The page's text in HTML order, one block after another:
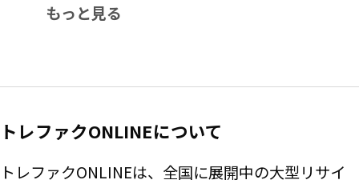
もっと見る
トレファクONLINEについて
トレファクONLINEは、全国に展開中の大型リサイ